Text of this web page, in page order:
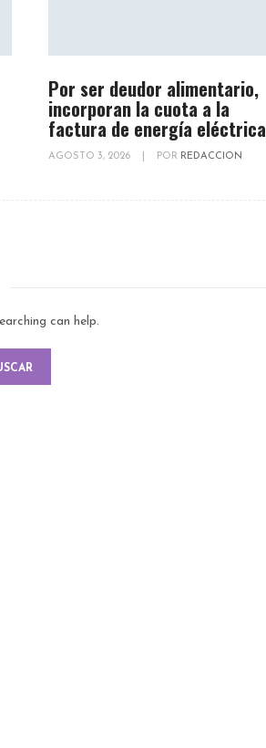
Por ser deudor alimentario,
incorporan la cuota a la
factura de energía eléctrica
AGOSTO 3, 2026 POR REDACCION
can help.